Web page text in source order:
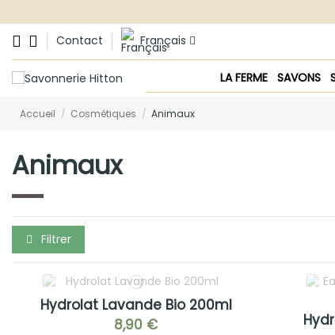
Contact Français
LA FERME SAVONS
Accueil Cosmétiques Animaux
Animaux
Filtrer
Hydrolat Lavande Bio 200ml
8,90 €